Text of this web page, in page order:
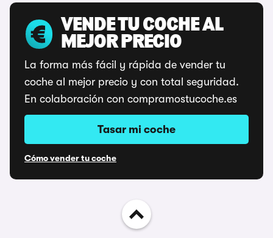
VENDE TU COCHE AL
MEJOR PRECIO
La forma más fácil y rápida de vender tu
coche al mejor precio y con total seguridad.
En colaboración con compramostucoche.es
Tasar mi coche
Cómo vender tu coche